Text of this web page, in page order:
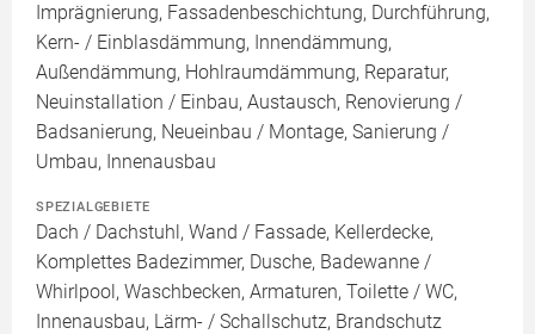
Imprägnierung, Fassadenbeschichtung, Durchführung,
Kern- / Einblasdämmung, Innendämmung,
Außendämmung, Hohlraumdämmung, Reparatur,
Neuinstallation / Einbau, Austausch, Renovierung /
Badsanierung, Neueinbau / Montage, Sanierung /
Umbau, Innenausbau
SPEZIALGEBIETE
Dach / Dachstuhl, Wand / Fassade, Kellerdecke,
Komplettes Badezimmer, Dusche, Badewanne /
Whirlpool, Waschbecken, Armaturen, Toilette / WC,
Innenausbau, Lärm- / Schallschutz, Brandschutz